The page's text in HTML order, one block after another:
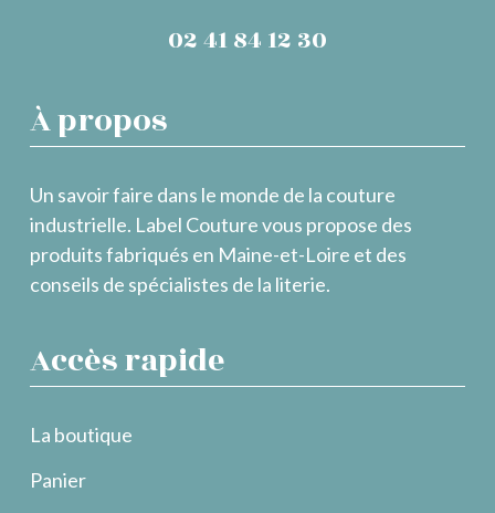
02 41 84 12 30
À propos
Un savoir faire dans le monde de la couture
industrielle. Label Couture vous propose des
produits fabriqués en Maine-et-Loire et des
conseils de spécialistes de la literie.
Accès rapide
La boutique
Panier